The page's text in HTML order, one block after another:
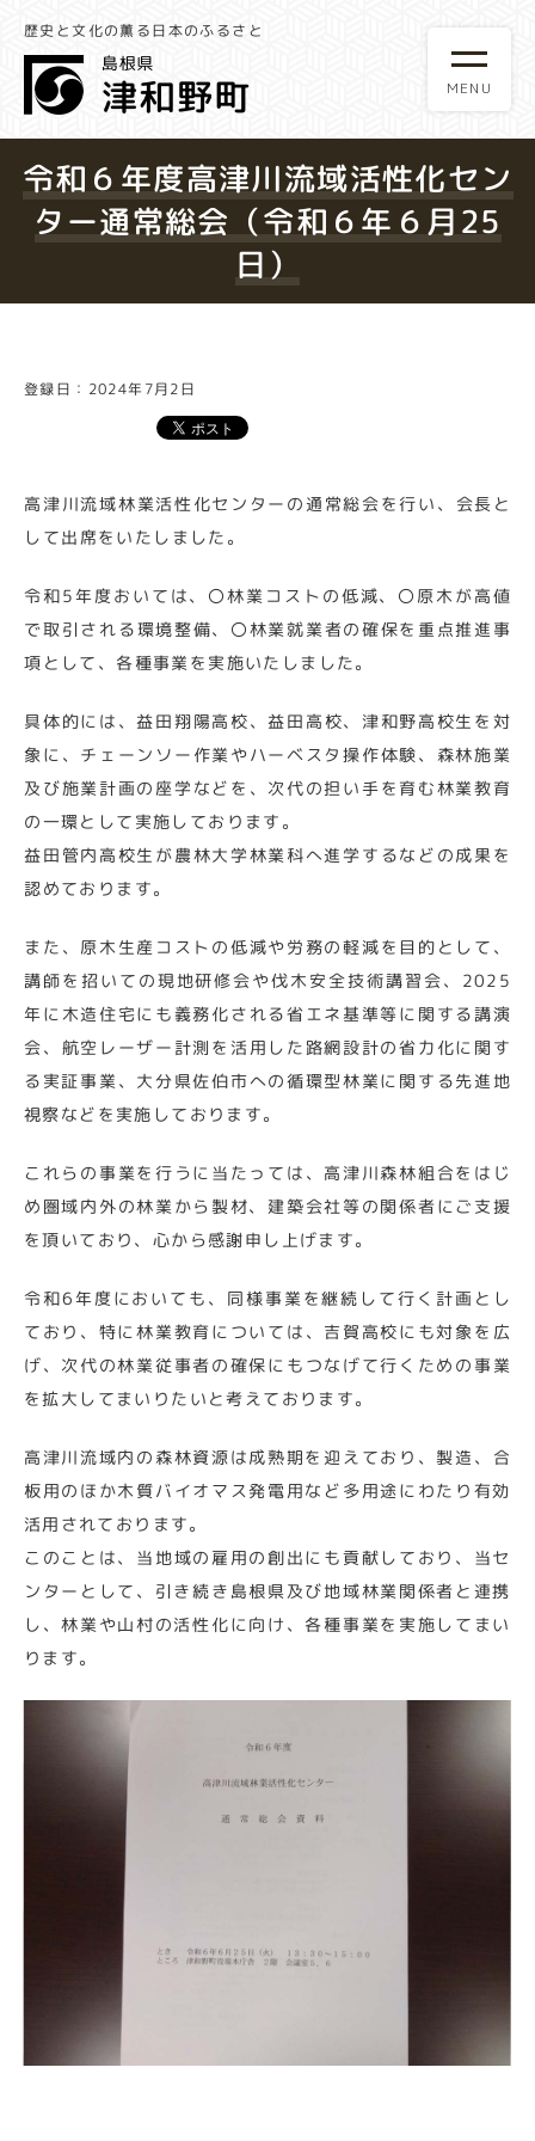
歴史と文化の薫る日本のふるさと
令和６年度高津川流域活性化セン
ター通常総会（令和６年６月25
日）
登録日：2024年7月2日
高津川流域林業活性化センターの通常総会を行い、会長と
して出席をいたしました。
令和5年度おいては、〇林業コストの低減、〇原木が高値
で取引される環境整備、〇林業就業者の確保を重点推進事
項として、各種事業を実施いたしました。
具体的には、益田翔陽高校、益田高校、津和野高校生を対
象に、チェーンソー作業やハーベスタ操作体験、森林施業
及び施業計画の座学などを、次代の担い手を育む林業教育
の一環として実施しております。
益田管内高校生が農林大学林業科へ進学するなどの成果を
認めております。
また、原木生産コストの低減や労務の軽減を目的として、
講師を招いての現地研修会や伐木安全技術講習会、2025
年に木造住宅にも義務化される省エネ基準等に関する講演
会、航空レーザー計測を活用した路網設計の省力化に関す
る実証事業、大分県佐伯市への循環型林業に関する先進地
視察などを実施しております。
これらの事業を行うに当たっては、高津川森林組合をはじ
め圏域内外の林業から製材、建築会社等の関係者にご支援
を頂いており、心から感謝申し上げます。
令和6年度においても、同様事業を継続して行く計画とし
ており、特に林業教育については、吉賀高校にも対象を広
げ、次代の林業従事者の確保にもつなげて行くための事業
を拡大してまいりたいと考えております。
高津川流域内の森林資源は成熟期を迎えており、製造、合
板用のほか木質バイオマス発電用など多用途にわたり有効
活用されております。
このことは、当地域の雇用の創出にも貢献しており、当セ
ンターとして、引き続き島根県及び地域林業関係者と連携
し、林業や山村の活性化に向け、各種事業を実施してまい
ります。